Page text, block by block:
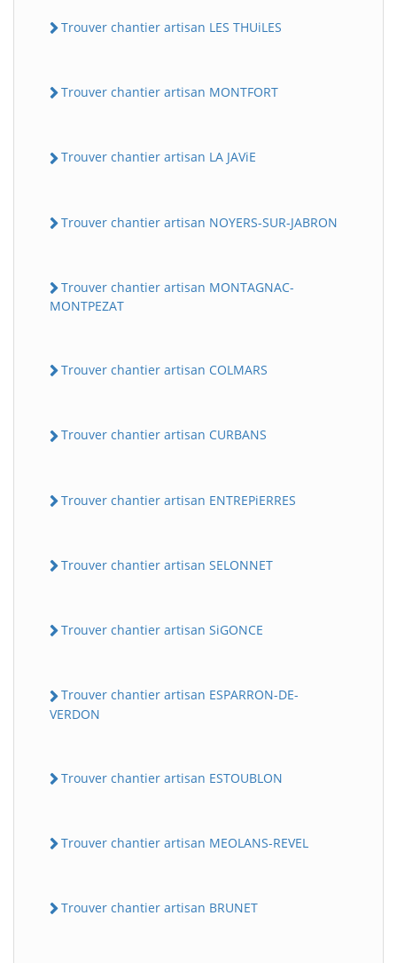
Trouver chantier artisan LES THUiLES
Trouver chantier artisan MONTFORT
Trouver chantier artisan LA JAViE
Trouver chantier artisan NOYERS-SUR-JABRON
Trouver chantier artisan MONTAGNAC-
MONTPEZAT
Trouver chantier artisan COLMARS
Trouver chantier artisan CURBANS
Trouver chantier artisan ENTREPiERRES
Trouver chantier artisan SELONNET
Trouver chantier artisan SiGONCE
Trouver chantier artisan ESPARRON-DE-
VERDON
Trouver chantier artisan ESTOUBLON
Trouver chantier artisan MEOLANS-REVEL
Trouver chantier artisan BRUNET